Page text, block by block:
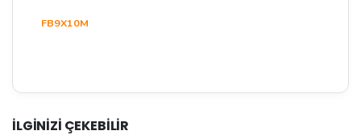
FB9X10M
İLGİNİZİ ÇEKEBİLİR